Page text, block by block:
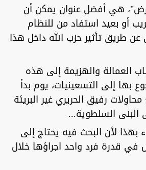
هي أفضل عنوان يمكن أن
أو بعيد استفاد من للنظام
عن طريق تأثير حزب الله داخل هذا
العمالة والهزيمة إلى هذه
بها إلى التسعينيات، يوم بدأ
رفيق الحريري غير البريئة
البنى السلطوية...
بهذا لأن البحث فيه يحتاج إلى
قدرة فرد واحد اجراؤها خلال